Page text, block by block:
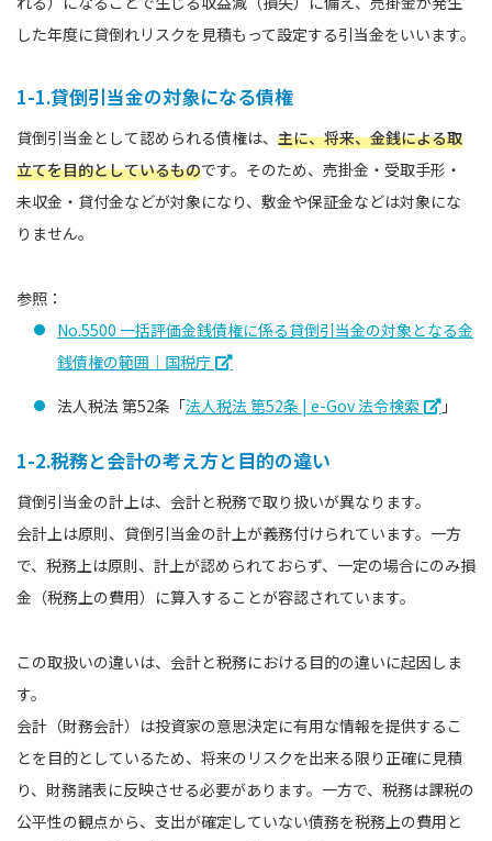
した年度に貸倒れリスクを見積もって設定する引当金をいいます。
1-1.貸倒引当金の対象になる債権
貸倒引当金として認められる債権は、 主に、将来、金銭による取
立てを目的としているものです。そのため、売掛金・受取手形・
未収金・貸付金などが対象になり、敷金や保証金などは対象にな
りません。
参照：
No.5500 一括評価金銭債権に係る貸倒引当金の対象となる金
銭債権の範囲｜国税庁
法人税法 第52条「法人税法 第52条 | e-Gov 法令検索 」
1-2.税務と会計の考え方と目的の違い
貸倒引当金の計上は、会計と税務で取り扱いが異なります。
会計上は原則、貸倒引当金の計上が義務付けられています。一方
で、税務上は原則、計上が認められておらず、一定の場合にのみ損
金（税務上の費用）に算入することが容認されています。
この取扱いの違いは、会計と税務における目的の違いに起因しま
す。
会計（財務会計）は投資家の意思決定に有用な情報を提供するこ
とを目的としているため、将来のリスクを出来る限り正確に見積
り、財務諸表に反映させる必要があります。一方で、税務は課税の
公平性の観点から、支出が確定していない債務を税務上の費用と